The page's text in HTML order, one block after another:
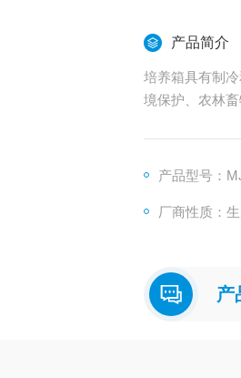
产品简介
培养箱具有制
境保护、农林
产品型号：
厂商性质：
产